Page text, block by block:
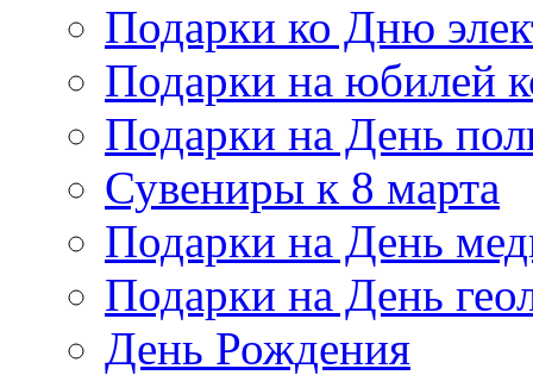
Подарки ко Дню
Подарки на юбилей
Подарки на День
Сувениры к 8 марта
Подарки на День
Подарки на День
День Рождения